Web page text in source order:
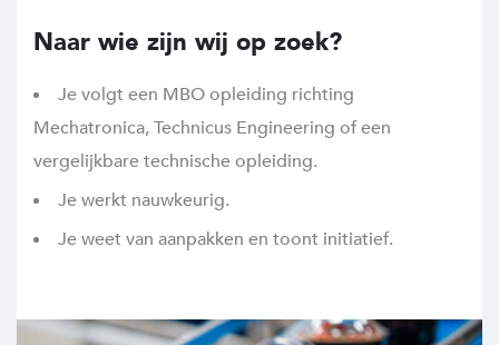
Naar wie zijn wij op zoek?
Je volgt een MBO opleiding richting
Mechatronica, Technicus Engineering of een
vergelijkbare technische opleiding.
Je werkt nauwkeurig.
Je weet van aanpakken en toont initiatief.